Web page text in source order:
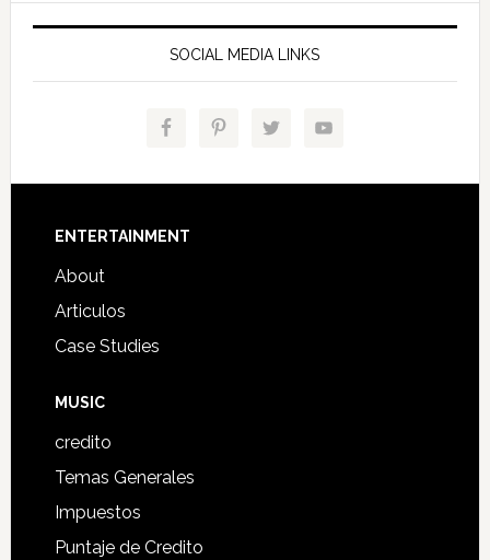
SOCIAL MEDIA LINKS
Footer
ENTERTAINMENT
About
Articulos
Case Studies
MUSIC
credito
Temas Generales
Impuestos
Puntaje de Credito